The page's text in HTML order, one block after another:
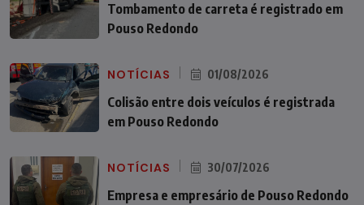
Tombamento de carreta é registrado em
Pouso Redondo
NOTÍCIAS 01/08/2026
Colisão entre dois veículos é registrada
em Pouso Redondo
NOTÍCIAS 30/07/2026
Empresa e empresário de Pouso Redondo